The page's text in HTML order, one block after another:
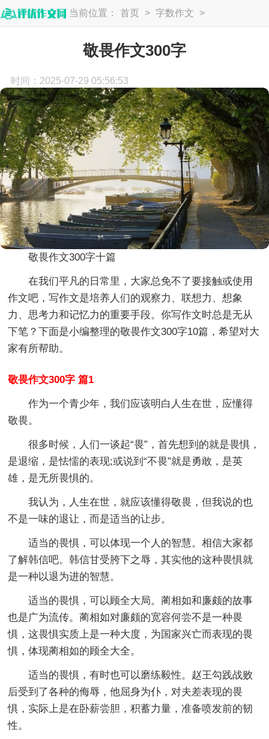
当前位置： 首页 > 字数作文 >
敬畏作文300字
时间：2025-07-29 05:56:53
敬畏作文300字十篇
在我们平凡的日常里，大家总免不了要接触或使用
作文吧，写作文是培养人们的观察力、联想力、想象
力、思考力和记忆力的重要手段。你写作文时总是无从
下笔？下面是小编整理的敬畏作文300字10篇，希望对大
家有所帮助。
敬畏作文300字 篇1
作为一个青少年，我们应该明白人生在世，应懂得
敬畏。
很多时候，人们一谈起“畏”，首先想到的就是畏惧，
是退缩，是怯懦的表现;或说到“不畏”就是勇敢，是英
雄，是无所畏惧的。
我认为，人生在世，就应该懂得敬畏，但我说的也
不是一味的退让，而是适当的让步。
适当的畏惧，可以体现一个人的智慧。相信大家都
了解韩信吧。韩信甘受胯下之辱，其实他的这种畏惧就
是一种以退为进的智慧。
适当的畏惧，可以顾全大局。蔺相如和廉颇的故事
也是广为流传。蔺相如对廉颇的宽容何尝不是一种畏
惧，这畏惧实质上是一种大度，为国家兴亡而表现的畏
惧，体现蔺相如的顾全大全。
适当的畏惧，有时也可以磨练毅性。赵王勾践战败
后受到了各种的侮辱，他屈身为仆，对夫差表现的畏
惧，实际上是在卧薪尝胆，积蓄力量，准备喷发前的韧
性。